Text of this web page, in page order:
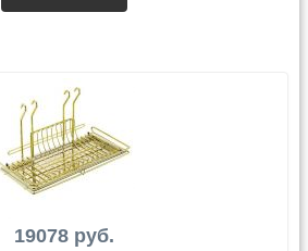
19078 руб.